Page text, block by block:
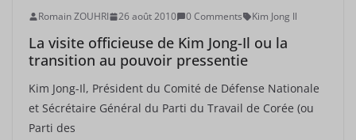
Romain ZOUHRI 26 août 2010 0 Comments Kim Jong Il
La visite officieuse de Kim Jong-Il ou la
transition au pouvoir pressentie
Kim Jong-Il, Président du Comité de Défense Nationale
et Sécrétaire Général du Parti du Travail de Corée (ou
Parti des